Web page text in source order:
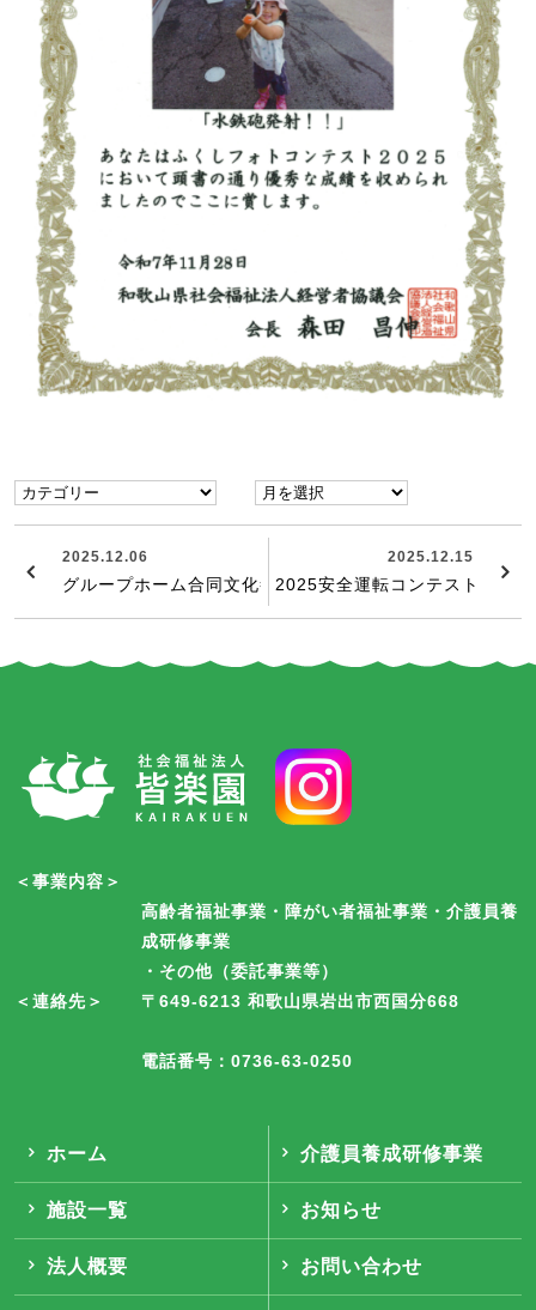
2025.12.06
グループホーム合同文化祭2025
2025.12.15
2025安全運転コンテスト
＜事業内容＞
高齢者福祉事業・障がい者福祉事業・介護員養
成研修事業
・その他（委託事業等）
＜連絡先＞
〒649-6213 和歌山県岩出市西国分668
電話番号：0736-63-0250
ホーム
施設一覧
法人概要
介護員養成研修事業
お知らせ
お問い合わせ